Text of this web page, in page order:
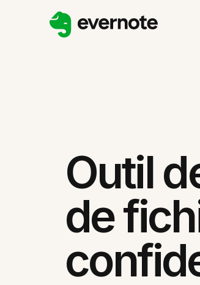
Outil
de